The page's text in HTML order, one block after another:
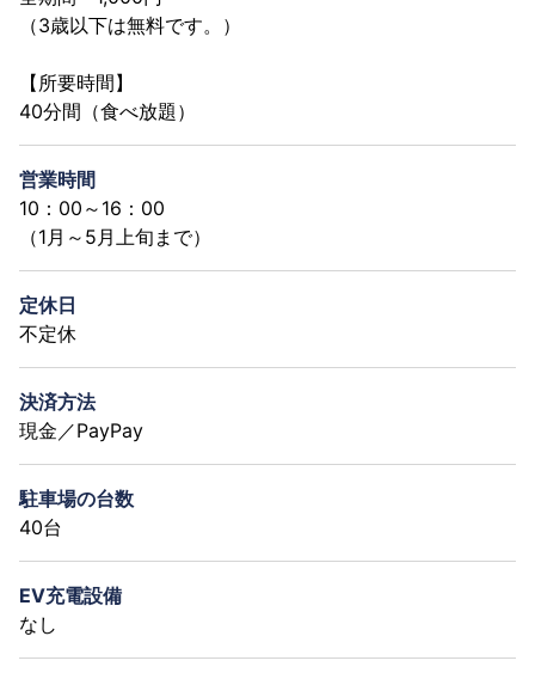
（3歳以下は無料です。）
【所要時間】
40分間（食べ放題）
営業時間
10：00～16：00
（1月～5月上旬まで）
定休日
不定休
決済方法
現金／PayPay
駐車場の台数
40台
EV充電設備
なし